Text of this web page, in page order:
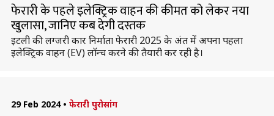
फेरारी के पहले इलेक्ट्रिक वाहन की कीमत को लेकर नया
खुलासा, जानिए कब देगी दस्तक
इटली की लग्जरी कार निर्माता फेरारी 2025 के अंत में अपना पहला
इलेक्ट्रिक वाहन (EV) लॉन्च करने की तैयारी कर रही है।
29 Feb 2024 • फेरारी पुरोसांग